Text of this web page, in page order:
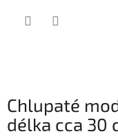
Chlupaté
délka cca 30